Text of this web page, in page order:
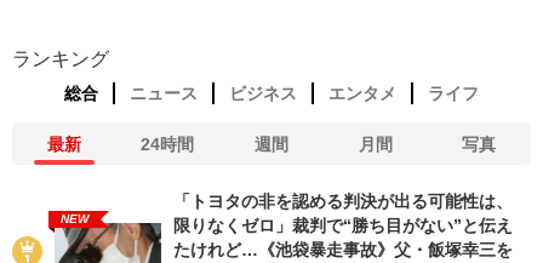
ランキング
総合 ニュース ビジネス エンタメ ライフ
最新 24時間 週間 月間 写真
NEW
「トヨタの非を認める判決が出る可能性は、
限りなくゼロ」裁判で“勝ち目がない”と伝え
たけれど…《池袋暴走事故》父・飯塚幸三を